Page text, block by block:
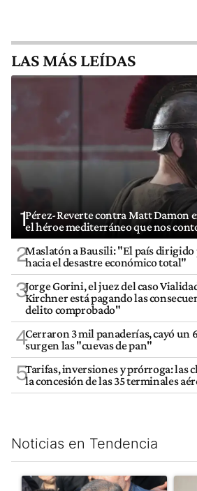
LAS MÁS LEÍDAS
1Pérez-Reverte contra Matt Damon
el héroe mediterráneo que nos
2Maslatón a Bausili: "El país dirigido
hacia el desastre económico total"
3Jorge Gorini, el juez del caso
Kirchner está pagando las
delito comprobado"
4Cerraron 3 mil panaderías, cayó un
surgen las "cuevas de pan"
5Tarifas, inversiones y prórroga: las
la concesión de las 35 terminales
Noticias en Tendencia
Este listado muestra los artículos con
Un artículo de tendencia con el título
Un